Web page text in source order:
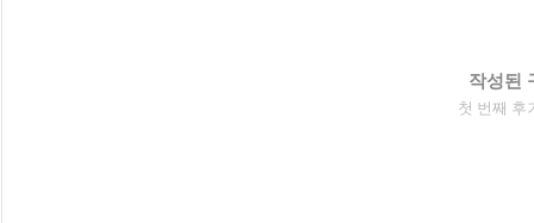
작성된
첫 번째 후